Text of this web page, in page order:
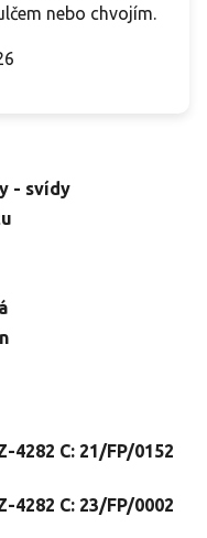
nebo chvojím.
- svídy
4282 C: 21/FP/0152
4282 C: 23/FP/0002